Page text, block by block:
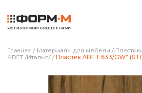
Главная / Материалы для мебели /
ABET /Италия/ / Пластик ABET 633/GW*